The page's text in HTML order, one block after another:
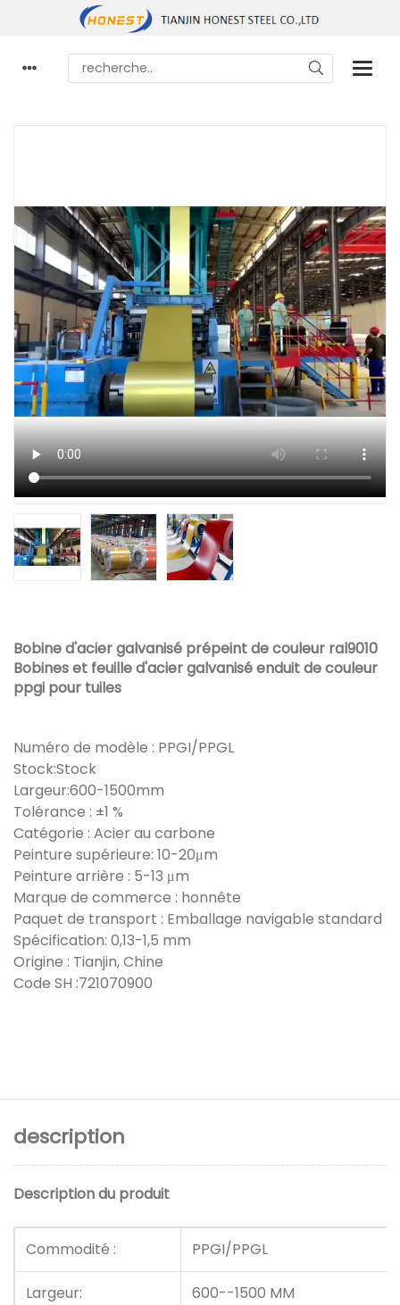
Bobine d'acier galvanisé prépeint de couleur ral9010
Bobines et feuille d'acier galvanisé enduit de couleur
ppgi pour tuiles
Numéro de modèle : PPGI/PPGL
Stock:Stock
Largeur:600-1500mm
Tolérance : ±1 %
Catégorie : Acier au carbone
Peinture supérieure: 10-20μm
Peinture arrière : 5-13 μm
Marque de commerce : honnête
Paquet de transport : Emballage navigable standard
Spécification: 0,13-1,5 mm
Origine : Tianjin, Chine
Code SH :721070900
description
Description du produit
Commodité : PPGI/PPGL
Largeur: 600--1500 MM